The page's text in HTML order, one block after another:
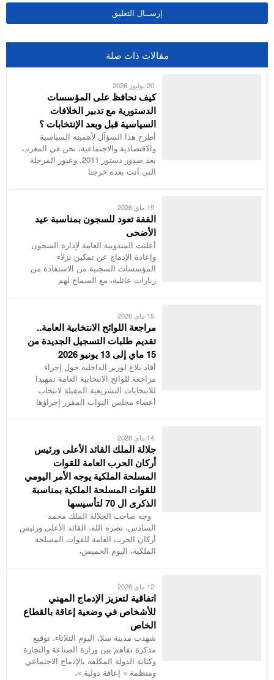
مقالات ذات صلة
20 يوليوز 2026
كيف نحافظ على المؤسسات
الدستورية مع تدبير الخلافات
السياسية قبل وبعد الإنتخابات ؟
أطرح هذا السؤآل لأهميته السياسية
والاقتصادية والاجتماعية، نحن في المغرب
بعد صدور دستور 2011, وعبور المرحلة
التي أتت بعده خرجنا
19 ماي 2026
القفة تعود للسجون بمناسبة عيد
الأضحى
أعلنت المندوبية العامة لإدارة السجون
وإعادة الإدماج عن تمكين نزلاء
المؤسسات السجنية من الاستفادة من
زيارات عائلية، مع السماح لهم
15 ماي 2026
مراجعة اللوائح الانتخابية العامة..
تقديم طلبات التسجيل الجديدة من
15 ماي إلى 13 يونيو 2026
أفاد بلاغ لوزير الداخلية حول إجراء
مراجعة للوائح الانتخابية العامة تمهيدا
للانتخابات التشريعية المقبلة لانتخاب
أعضاء مجلس النواب المقرر إجراؤها
14 ماي 2026
جلالة الملك القائد الأعلى ورئيس
أركان الحرب العامة للقوات
المسلحة الملكية يوجه الأمر اليومي
للقوات المسلحة الملكية بمناسبة
الذكرى ال 70 لتأسيسها
وجه صاحب الجلالة الملك محمد
السادس، نصره الله، القائد الأعلى ورئيس
أركان الحرب العامة للقوات المسلحة
الملكية، اليوم الخميس،
12 ماي 2026
اتفاقية لتعزيز الإدماج المهني
للأشخاص في وضعية إعاقة بالقطاع
الخاص
شهدت مدينة سلا، اليوم الثلاثاء، توقيع
مذكرة تفاهم بين وزارة الصناعة والتجارة
وكتابة الدولة المكلفة بالإدماج الاجتماعي
ومنظمة « إعاقة دولية »،